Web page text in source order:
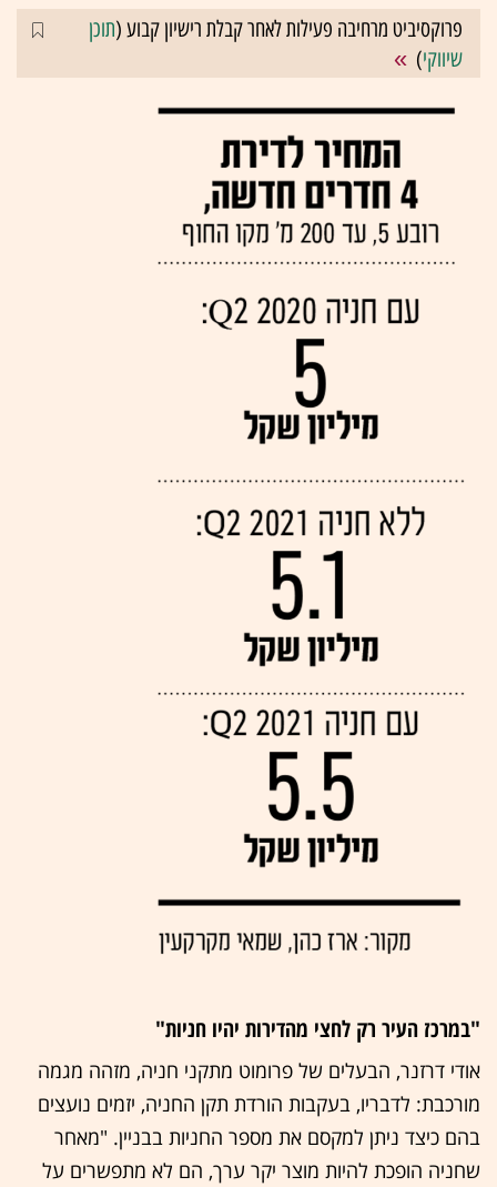
פרוקסיביט מרחיבה פעילות לאחר קבלת רישיון קבוע (תוכן
שיווקי)
"במרכז העיר רק לחצי מהדירות יהיו חניות"
אודי דרזנר, הבעלים של פרומוט מתקני חניה, מזהה מגמה
מורכבת: לדבריו, בעקבות הורדת תקן החניה, יזמים נועצים
בהם כיצד ניתן למקסם את מספר החניות בבניין. "מאחר
שחניה הופכת להיות מוצר יקר ערך, הם לא מתפשרים על